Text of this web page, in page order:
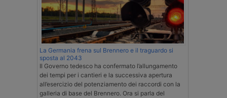
La Germania frena sul Brennero e il traguardo si
sposta al 2043
Il Governo tedesco ha confermato l’allungamento
dei tempi per i cantieri e la successiva apertura
all’esercizio del potenziamento dei raccordi con la
galleria di base del Brennero. Ora si parla del